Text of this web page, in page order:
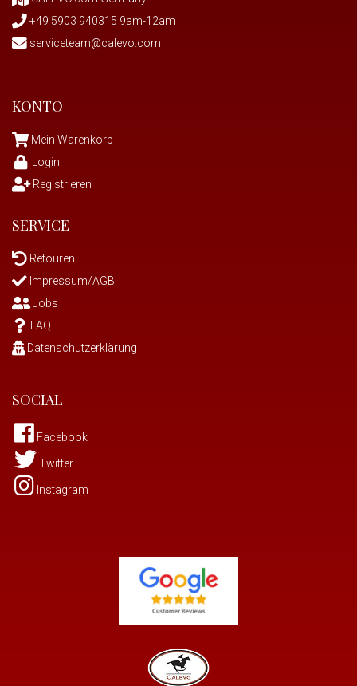
+49 5903 940315 9am-12am
serviceteam@calevo.com
KONTO
Mein Warenkorb
Login
Registrieren
SERVICE
Retouren
Impressum/AGB
Jobs
FAQ
Datenschutzerklärung
SOCIAL
Facebook
Twitter
Instagram